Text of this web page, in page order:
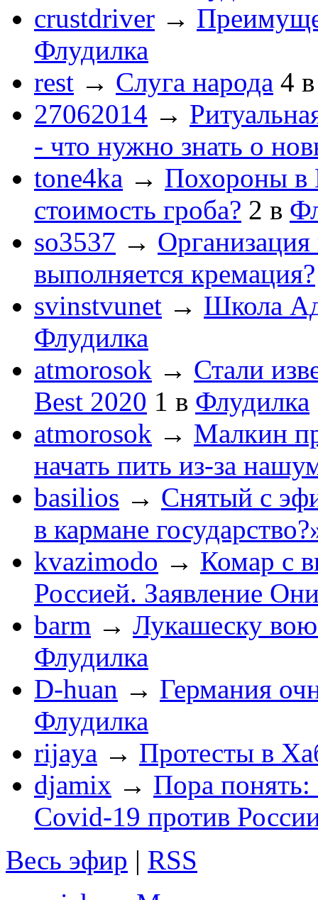
crustdriver →
Флудилка
rest → Слуга народа 4
27062014 →
- что нужно знать о
tone4ka → Похороны в
стоимость гроба? 2 в
so3537 → Организация
выполняется кремация?
svinstvunet → Школа
Флудилка
atmorosok → Стали
Best 2020 1 в Флудилка
atmorosok → Малкин
начать пить из-за
basilios → Снятый с
в кармане
kvazimodo → Комар с
Россией. Заявление
barm → Лукашеску
Флудилка
D-huan → Германия
Флудилка
rijaya → Протесты в
djamix → Пора
Covid-19 против
Весь эфир | RSS